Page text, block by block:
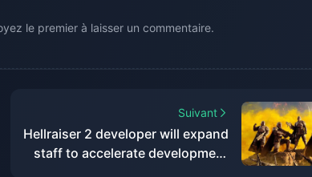
le premier à laisser un commentaire.
Suivant
Hellraiser 2 developer will expand
staff to accelerate development